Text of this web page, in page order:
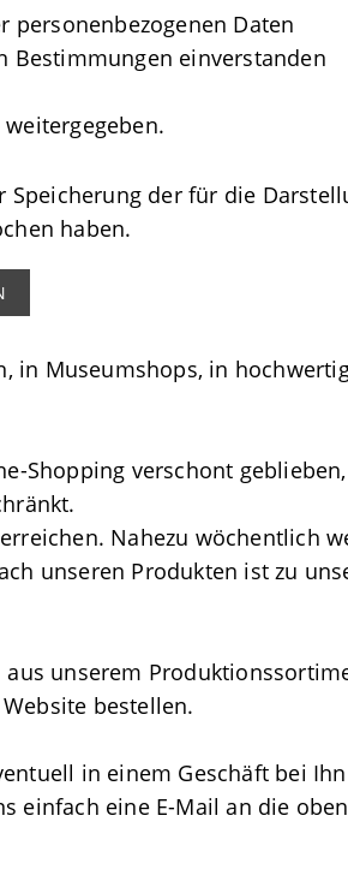
personenbezogenen Daten
Bestimmungen einverstanden
Speicherung der für die
haben.
in Museumshops, in
Shopping verschont geblieben,
Nahezu wöchentlich
unseren Produkten ist zu
unserem
bestellen.
in einem Geschäft bei
einfach eine E-Mail an die oben